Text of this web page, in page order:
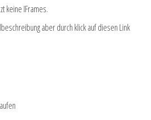
keine IFrames.
aber durch klick auf diesen Link